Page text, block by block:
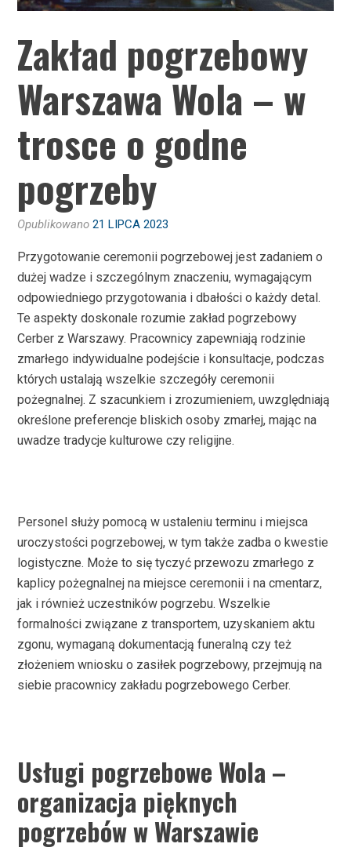
Zakład pogrzebowy
Warszawa Wola – w
trosce o godne
pogrzeby
Opublikowano21 LIPCA 2023
Przygotowanie ceremonii pogrzebowej jest zadaniem o
dużej wadze i szczególnym znaczeniu, wymagającym
odpowiedniego przygotowania i dbałości o każdy detal.
Te aspekty doskonale rozumie zakład pogrzebowy
Cerber z Warszawy. Pracownicy zapewniają rodzinie
zmarłego indywidualne podejście i konsultacje, podczas
których ustalają wszelkie szczegóły ceremonii
pożegnalnej. Z szacunkiem i zrozumieniem, uwzględniają
określone preferencje bliskich osoby zmarłej, mając na
uwadze tradycje kulturowe czy religijne.
Personel służy pomocą w ustaleniu terminu i miejsca
uroczystości pogrzebowej, w tym także zadba o kwestie
logistyczne. Może to się tyczyć przewozu zmarłego z
kaplicy pożegnalnej na miejsce ceremonii i na cmentarz,
jak i również uczestników pogrzebu. Wszelkie
formalności związane z transportem, uzyskaniem aktu
zgonu, wymaganą dokumentacją funeralną czy też
złożeniem wniosku o zasiłek pogrzebowy, przejmują na
siebie pracownicy zakładu pogrzebowego Cerber.
Usługi pogrzebowe Wola –
organizacja pięknych
pogrzebów w Warszawie